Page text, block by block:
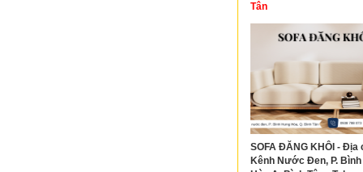
Tân
SOFA ĐĂNG KHÔI - Địa
Kênh Nước Đen, P.